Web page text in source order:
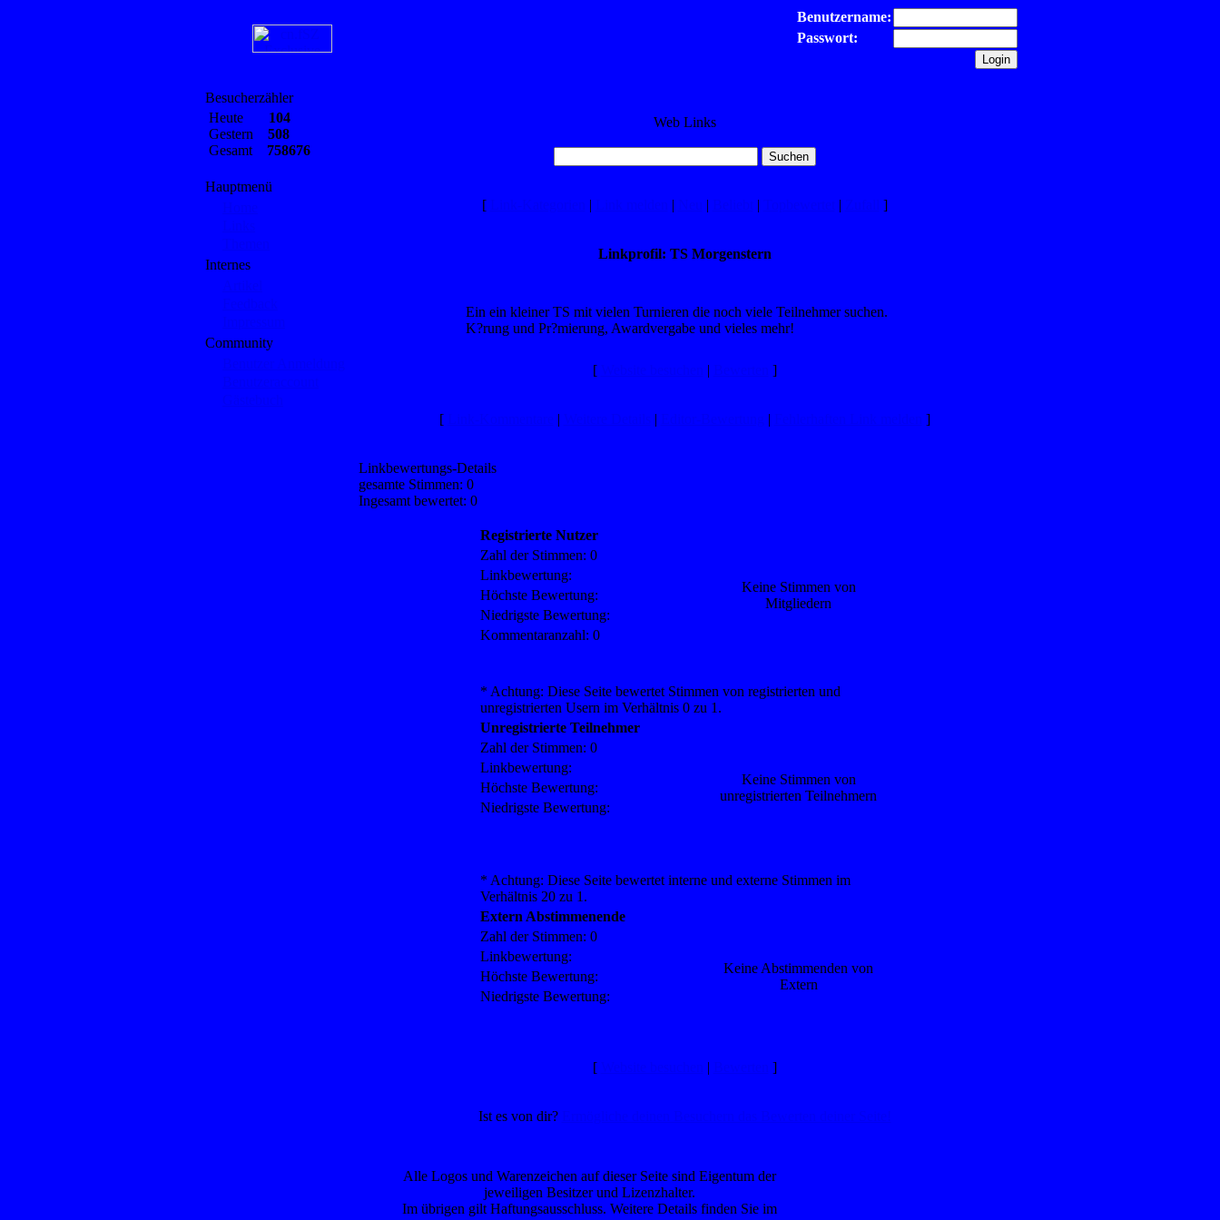
Benutzername:
Passwort:
Besucherzähler
Heute 104
Gestern 508
Gesamt 758676
Hauptmenü
Internes
Community
Web Links
[ | | | | | ]
Linkprofil: TS Morgenstern
Ein ein kleiner TS mit vielen Turnieren die noch viele Teilnehmer suchen.
K?rung und Pr?mierung, Awardvergabe und vieles mehr!
[ | ]
[ | | | ]
Linkbewertungs-Details
gesamte Stimmen: 0
Ingesamt bewertet: 0
Registrierte Nutzer
Zahl der Stimmen: 0
Keine Stimmen von
Mitgliedern
Linkbewertung:
Höchste Bewertung:
Niedrigste Bewertung:
Kommentaranzahl: 0
* Achtung: Diese Seite bewertet Stimmen von registrierten und
unregistrierten Usern im Verhältnis 0 zu 1.
Unregistrierte Teilnehmer
Zahl der Stimmen: 0
Keine Stimmen von
unregistrierten Teilnehmern
Linkbewertung:
Höchste Bewertung:
Niedrigste Bewertung:
* Achtung: Diese Seite bewertet interne und externe Stimmen im
Verhältnis 20 zu 1.
Extern Abstimmenende
Zahl der Stimmen: 0
Keine Abstimmenden von
Extern
Linkbewertung:
Höchste Bewertung:
Niedrigste Bewertung:
[ | ]
Ist es von dir?
Alle Logos und Warenzeichen auf dieser Seite sind Eigentum der
jeweiligen Besitzer und Lizenzhalter.
Im übrigen gilt Haftungsausschluss. Weitere Details finden Sie im